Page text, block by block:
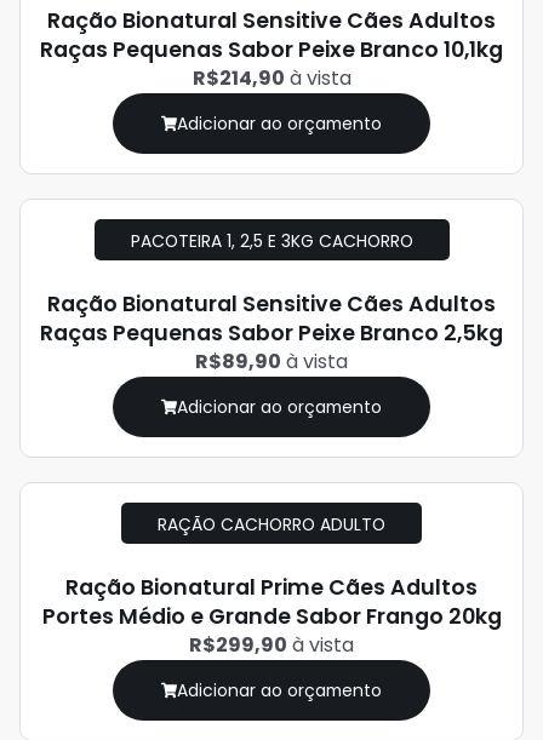
Ração Bionatural Sensitive Cães Adultos
Raças Pequenas Sabor Peixe Branco 10,1kg
R$214,90 à vista
Adicionar ao orçamento
PACOTEIRA 1, 2,5 E 3KG CACHORRO
Ração Bionatural Sensitive Cães Adultos
Raças Pequenas Sabor Peixe Branco 2,5kg
R$89,90 à vista
Adicionar ao orçamento
RAÇÃO CACHORRO ADULTO
Ração Bionatural Prime Cães Adultos
Portes Médio e Grande Sabor Frango 20kg
R$299,90 à vista
Adicionar ao orçamento